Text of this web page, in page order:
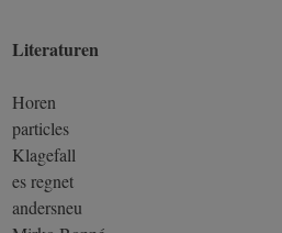
Literaturen
Horen
particles
Klagefall
es regnet
andersneu